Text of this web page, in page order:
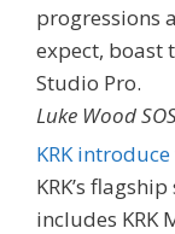
progressions
expect, boast
Studio Pro.
Luke Wood
KRK introduce
KRK’s
includes KRK